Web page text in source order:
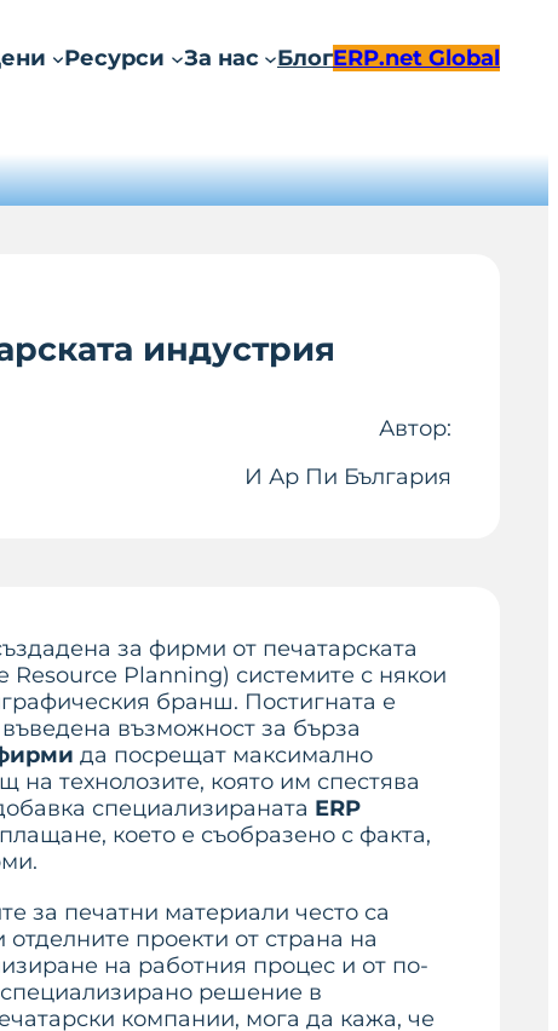
Ресурси За нас БлогERP.net Global
индустрия
Автор:
И Ар Пи България
за фирми от печатарската
Resource Planning) системите с някои
бранш. Постигната е
възможност за бърза
да посрещат максимално
технолозите, която им спестява
специализираната ERP
което е съобразено с факта,
за печатни материали често са
проекти от страна на
на работния процес и от по-
решение в
компании, мога да кажа, че